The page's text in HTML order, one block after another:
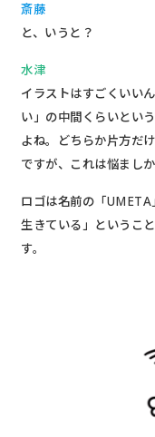
斎藤
と、いうと？
水津
イラストはすごくいい
い」の中間くらいとい
よね。どちらか片方だ
ですが、これは悩ましか
ロゴは名前の「
生きている」というこ
す。